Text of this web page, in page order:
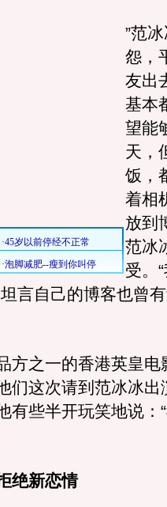
”范
怨，
友出
基本
望能
天，
饭，
着相
放到
范冰
受。
言自己的博客也曾
之一的香港英皇电
们这次请到范冰冰出
有些半开玩笑地说：
绝新恋情